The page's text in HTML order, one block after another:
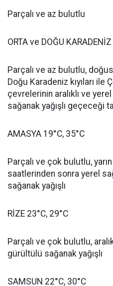
Parçalı ve az bulutlu
ORTA ve DOĞU KARADENİZ
Parçalı ve az bulutlu,
Doğu Karadeniz kıyıları ile
çevrelerinin aralıklı ve
sağanak yağışlı geçeceği
AMASYA 19°C, 35°C
Parçalı ve çok bulutlu,
saatlerinden sonra yerel
sağanak yağışlı
RİZE 23°C, 29°C
Parçalı ve çok bulutlu,
gürültülü sağanak yağışlı
SAMSUN 22°C, 30°C